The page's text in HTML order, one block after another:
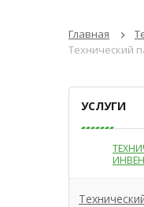
Главная
Технический
УСЛУГИ